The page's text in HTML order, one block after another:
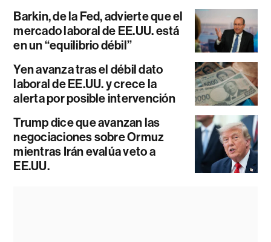
Barkin, de la Fed, advierte que el
mercado laboral de EE.UU. está
en un “equilibrio débil”
Yen avanza tras el débil dato
laboral de EE.UU. y crece la
alerta por posible intervención
Trump dice que avanzan las
negociaciones sobre Ormuz
mientras Irán evalúa veto a
EE.UU.